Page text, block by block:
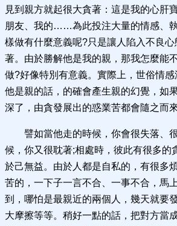
見到親方就起很大貪著：這是我的心肝
朋友、我的……為此投注大量的情感、
樣做有什麼意義呢?只是讓人陷入不良
著。由於勝解他是我的親，那我怎麼能
做?好像特別有意義。實際上，世俗情
他是親的話，的確會產生親的幻覺，如
深了，由貪發展出的惑業苦都會隨之而來
譬如當他走的時候，你會很失落、
候，你又很耽著;相處時，彼此有很多的
於己無益。由於人都是自私的，有很多
苦的，一下子一言不合、一事不合，馬
到，哪怕是最親近的兩個人，幾天就要
大摩擦等等。稍好一點的話，把對方當